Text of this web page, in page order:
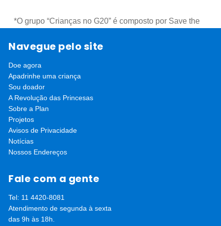
*O grupo “Crianças no G20” é composto por Save the
Comunicação e Direitos, Childhood, FamilyTalks,
Fundação José Luiz Egydio Setúbal, Instituto
Promundo, Fundação Maria Cecilia Souto Vidigal,
Centro Internacional de Estudos e Pesquisas sobre a
Infância (CIESPI/PUC-Rio), Coalizão Brasileira pelo
Fim da Violência contra Crianças e Adolescentes,
Associação pela Saúde Emocional de Crianças
(ASEc+), Soulbeegood, Vertentes – Ecossistema de
Saúde Mental, Global Mental Health Action Network,
Instituto Árvores Vivas para Conservação e Cultura
Ambiental, Instituto Jô Clemente e Rede Nacional
2030.
Navegue pelo site
Doe agora
Apadrinhe uma criança
Sou doador
A Revolução das Princesas
Sobre a Plan
Projetos
Avisos de Privacidade
Notícias
Nossos Endereços
Fale com a gente
Tel: 11 4420-8081
Atendimento de segunda à sexta
das 9h às 18h.